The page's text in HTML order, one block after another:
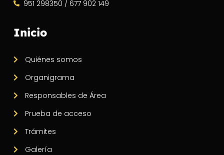
951 298350 / 677 902 149
Inicio
Quiénes somos
Organigrama
Responsables de Área
Prueba de acceso
Trámites
Galería